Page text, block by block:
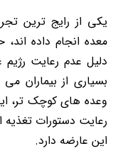
یکی از رایج ترین
معده انجام داده
دلیل عدم رعایت
بسیاری از بیماران
وعده های کوچک تر،
رعایت دستورات
این عارضه دارد.